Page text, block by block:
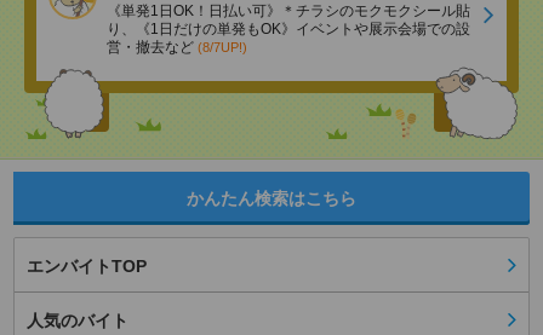
《単発1日OK！日払い可》＊チラシのモクモクシール貼
り、《1日だけの単発もOK》イベントや展示会場での設
営・撤去など (8/7UP!)
かんたん検索はこちら
エンバイトTOP
人気のバイト